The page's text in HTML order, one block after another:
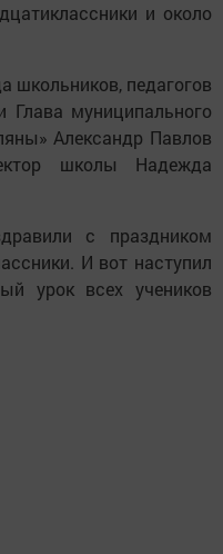
и около
школьников, педагогов
Глава муниципального
Александр Павлов
школы Надежда
с праздником
И вот наступил
урок всех учеников